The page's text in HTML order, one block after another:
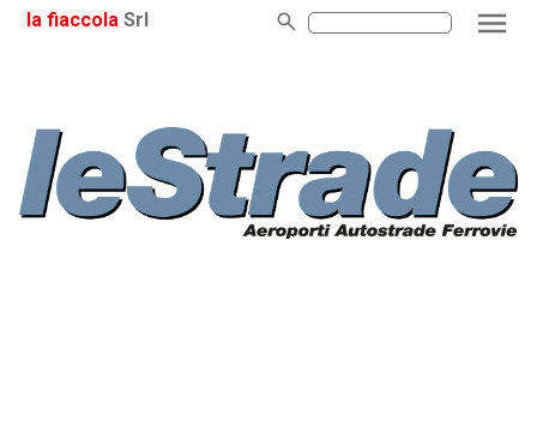
la fiaccola Srl